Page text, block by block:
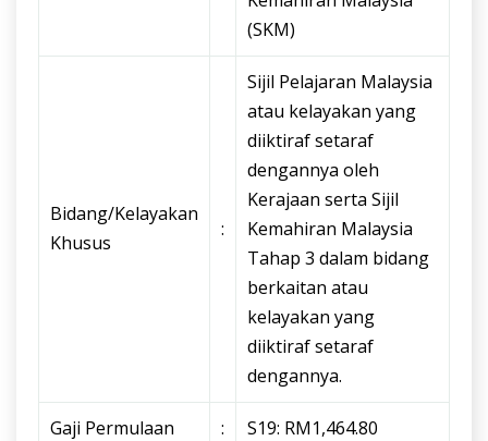
(SKM)
Bidang/Kelayakan
Khusus
:
Sijil Pelajaran Malaysia
atau kelayakan yang
diiktiraf setaraf
dengannya oleh
Kerajaan serta Sijil
Kemahiran Malaysia
Tahap 3 dalam bidang
berkaitan atau
kelayakan yang
diiktiraf setaraf
dengannya.
Gaji Permulaan : S19: RM1,464.80